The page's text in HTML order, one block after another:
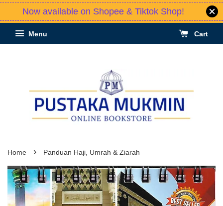
Now available on Shopee & Tiktok Shop!
Menu Cart
Home › Panduan Haji, Umrah & Ziarah